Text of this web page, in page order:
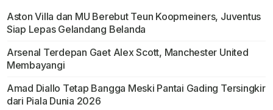
Aston Villa dan MU Berebut Teun Koopmeiners, Juventus
Siap Lepas Gelandang Belanda
Arsenal Terdepan Gaet Alex Scott, Manchester United
Membayangi
Amad Diallo Tetap Bangga Meski Pantai Gading Tersingkir
dari Piala Dunia 2026